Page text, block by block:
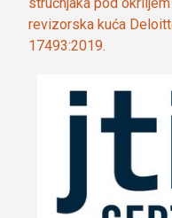
revizorska kuća
17493:2019.